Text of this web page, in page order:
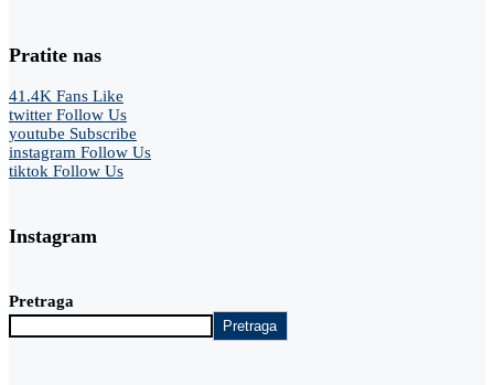
Pratite nas
41.4K Fans Like
twitter Follow Us
youtube Subscribe
instagram Follow Us
tiktok Follow Us
Instagram
Pretraga
Pretraga